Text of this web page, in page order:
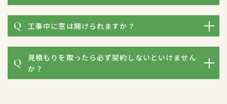
工事中に窓は開けられますか？
見積もりを取ったら必ず契約しないといけません
か？